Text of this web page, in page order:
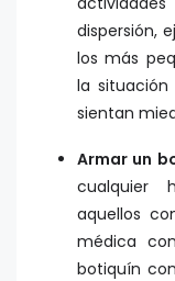
dispersión,
los más
la
sientan
Armar un
cualquier
aquellos
médica
botiquín